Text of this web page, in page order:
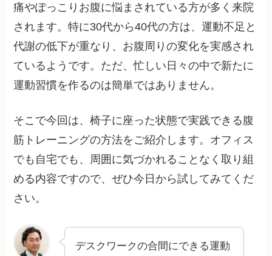
痛やぽっこりお腹に悩まされている方が多く来院
されます。特に30代から40代の方は、運動不足と
代謝の低下が重なり、お腹周りの変化を実感され
ているようです。ただ、忙しい日々の中で新たに
運動習慣を作るのは簡単ではありません。
そこで今回は、椅子に座った状態で実践できる腹
筋トレーニングの方法をご紹介します。オフィス
でも自宅でも、周囲に気づかれることなく取り組
める内容ですので、ぜひ今日から試してみてくだ
さい。
デスクワークの合間にできる運動